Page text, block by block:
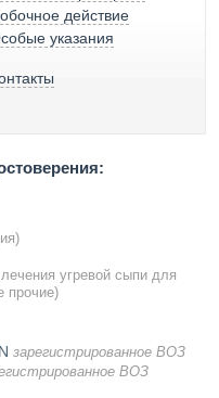
действие
указания
угревой сыпи для
прочие)
зарегистрированное ВОЗ
ВОЗ